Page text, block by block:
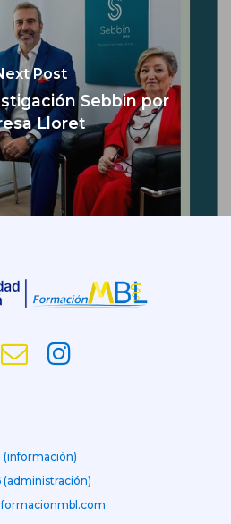
Post
Sebbin por
Lloret
(información)
(administración)